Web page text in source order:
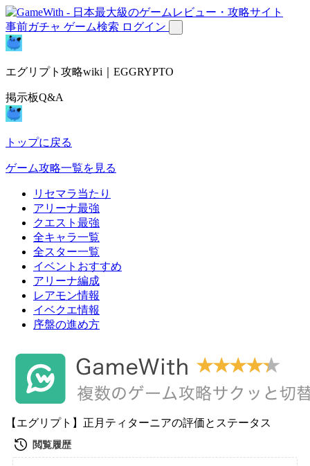
事前ガチャ ゲーム検索 ログイン
エグリプト攻略wiki｜EGGRYPTO
掲示板Q&A
トップに戻る
ゲーム攻略一覧を見る
リセマラ当たり
アリーナ最強
クエスト最強
全キャラ一覧
全スター一覧
イベントおすすめ
アリーナ編成
レアモン情報
イベクエ情報
序盤の進め方
【エグリプト】正月ティターニアの評価とステータス